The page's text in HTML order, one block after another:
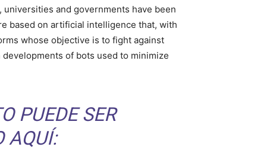
and governments have been
based on artificial intelligence that, with
whose objective is to fight against
of bots used to minimize
PUEDE SER
AQUÍ: